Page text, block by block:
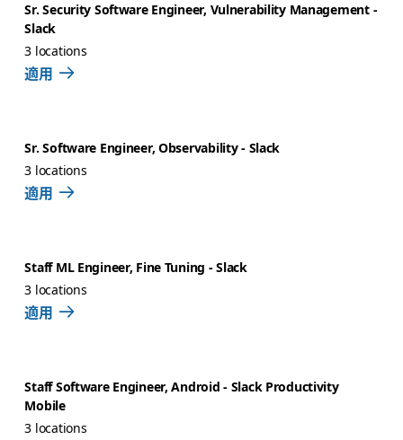
Sr. Security Software Engineer, Vulnerability Management -
Slack
3 locations
適用
Sr. Software Engineer, Observability - Slack
3 locations
適用
Staff ML Engineer, Fine Tuning - Slack
3 locations
適用
Staff Software Engineer, Android - Slack Productivity
Mobile
3 locations